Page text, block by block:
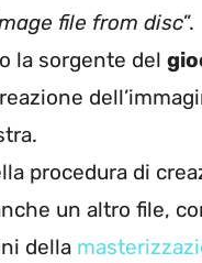
file from disc”.
la sorgente del
procedura di
un altro file,
della